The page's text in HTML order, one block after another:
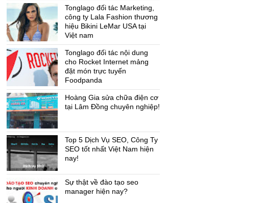
Tonglago đối tác Marketing,
công ty Lala Fashion thương
hiệu Bikini LeMar USA tại
Việt nam
Tonglago đối tác nội dung
cho Rocket Internet mảng
đặt món trực tuyến
Foodpanda
Hoàng Gia sửa chữa điện cơ
tại Lâm Đồng chuyên nghiệp!
Top 5 Dịch Vụ SEO, Công Ty
SEO tốt nhất Việt Nam hiện
nay!
Sự thật về đào tạo seo
manager hiện nay?